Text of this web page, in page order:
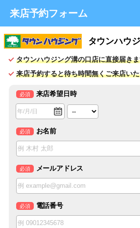
来店予約フォーム
タウンハウ
タウンハウジング溝の口店に直接届き
来店予約すると待ち時間無くご来店い
必須 来店希望日時
必須 お名前
必須 メールアドレス
必須 電話番号